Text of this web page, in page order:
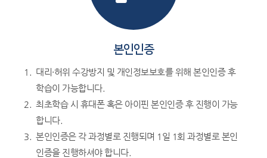
본인인증
대리·허위 수강방지 및 개인정보보호를 위해 본인인증 후
학습이 가능합니다.
최초학습 시 휴대폰 혹은 아이핀 본인인증 후 진행이 가능
합니다.
본인인증은 각 과정별로 진행되며 1일 1회 과정별로 본인
인증을 진행하셔야 합니다.